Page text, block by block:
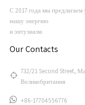
С 2017 года мы предлагаем
нашу энергию
и энтузиазм.
Our Contacts
732/21 Second Street,
Великобритания
+86-17704556776